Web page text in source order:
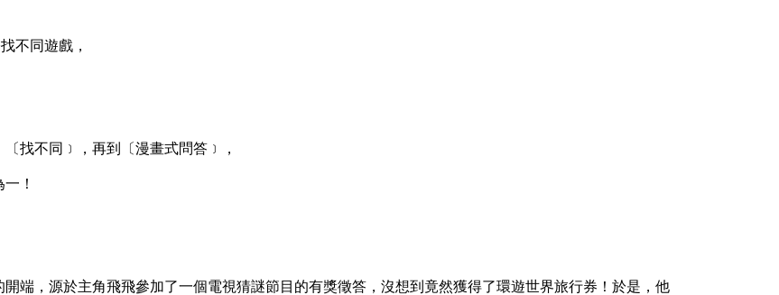
同遊戲，
不同﹞，再到〔漫畫式問答﹞，
！
，源於主角飛飛參加了一個電視猜謎節目的有獎徵答，沒想到竟然獲得了環遊世界旅行券！於是，他